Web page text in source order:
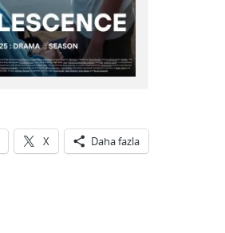
X Daha fazla